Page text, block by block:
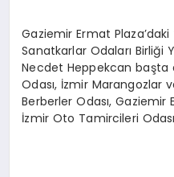
Gaziemir Ermat
Sanatkarlar Odaları Birliği
Necdet Heppekcan başta
Odası, İzmir Marangozlar
Berberler Odası, Gaziemir
İzmir Oto Tamircileri Odası